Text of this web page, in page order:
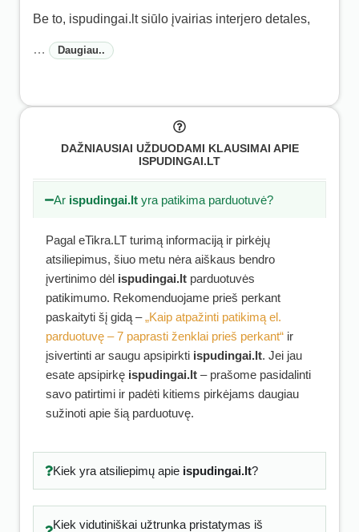
Be to, ispudingai.lt siūlo įvairias interjero detales,
… Daugiau..
DAŽNIAUSIAI UŽDUODAMI KLAUSIMAI APIE
ISPUDINGAI.LT
Ar ispudingai.lt yra patikima parduotuvė?
Pagal eTikra.LT turimą informaciją ir pirkėjų
atsiliepimus, šiuo metu nėra aiškaus bendro
įvertinimo dėl ispudingai.lt parduotuvės
patikimumo. Rekomenduojame prieš perkant
paskaityti šį gidą –„Kaip atpažinti patikimą el.
parduotuvę – 7 paprasti ženklai prieš perkant“ ir
įsivertinti ar saugu apsipirkti ispudingai.lt. Jei jau
esate apsipirkę ispudingai.lt – prašome pasidalinti
savo patirtimi ir padėti kitiems pirkėjams daugiau
sužinoti apie šią parduotuvę.
Kiek yra atsiliepimų apie ispudingai.lt?
Kiek vidutiniškai užtrunka pristatymas iš